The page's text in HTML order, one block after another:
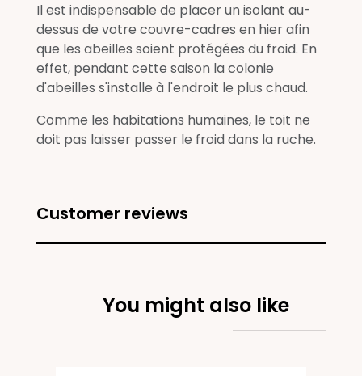
Il est indispensable de placer un isolant au-
dessus de votre couvre-cadres en hier afin
que les abeilles soient protégées du froid. En
effet, pendant cette saison la colonie
d'abeilles s'installe à l'endroit le plus chaud.
Comme les habitations humaines, le toit ne
doit pas laisser passer le froid dans la ruche.
Customer reviews
You might also like